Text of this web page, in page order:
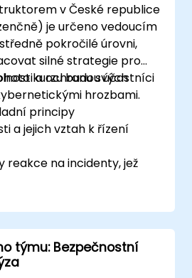
v České republice
je určeno vedoucím
pokročilé úrovni,
silné strategie pro
a ochranu svých
hrozbami.
kurzu budou účastníci
principy
a jejich vztah k řízení
reakce na incidenty, jež
kybernetické
v daném prostředí.
protokoly s cílem
rizika.
týmu během
týmu: Bezpečnostní